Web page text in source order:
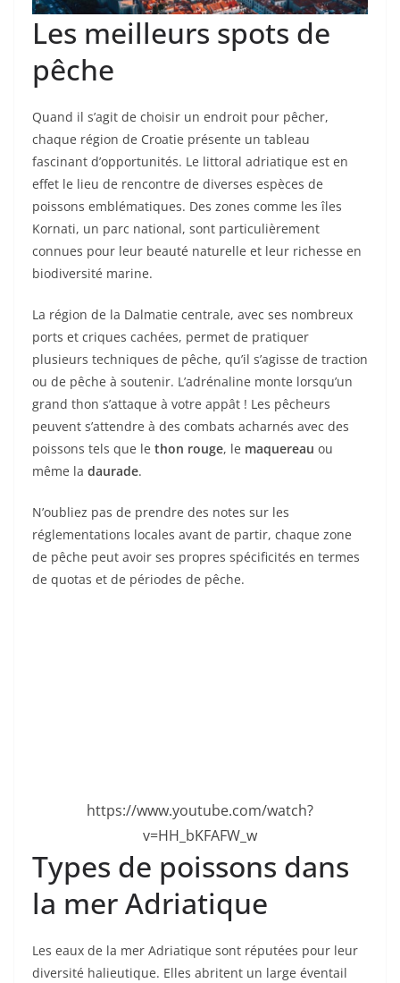
Les meilleurs spots de
pêche
Quand il s’agit de choisir un endroit pour pêcher,
chaque région de Croatie présente un tableau
fascinant d’opportunités. Le littoral adriatique est en
effet le lieu de rencontre de diverses espèces de
poissons emblématiques. Des zones comme les îles
Kornati, un parc national, sont particulièrement
connues pour leur beauté naturelle et leur richesse en
biodiversité marine.
La région de la Dalmatie centrale, avec ses nombreux
ports et criques cachées, permet de pratiquer
plusieurs techniques de pêche, qu’il s’agisse de traction
ou de pêche à soutenir. L’adrénaline monte lorsqu’un
grand thon s’attaque à votre appât ! Les pêcheurs
peuvent s’attendre à des combats acharnés avec des
poissons tels que le thon rouge, le maquereau ou
même la daurade.
N’oubliez pas de prendre des notes sur les
réglementations locales avant de partir, chaque zone
de pêche peut avoir ses propres spécificités en termes
de quotas et de périodes de pêche.
https://www.youtube.com/watch?
v=HH_bKFAFW_w
Types de poissons dans
la mer Adriatique
Les eaux de la mer Adriatique sont réputées pour leur
diversité halieutique. Elles abritent un large éventail